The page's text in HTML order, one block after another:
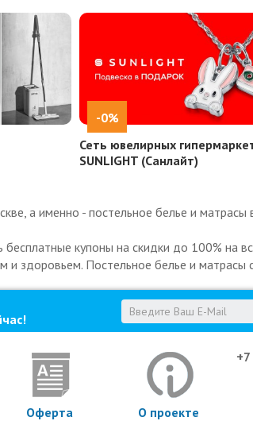
-0%
Сеть ювелирных
SUNLIGHT (Санлайт)
а именно - постельное белье и матрасы
купоны на скидки до 100% на
и здоровьем. Постельное белье и матрасы
Оферта О проекте